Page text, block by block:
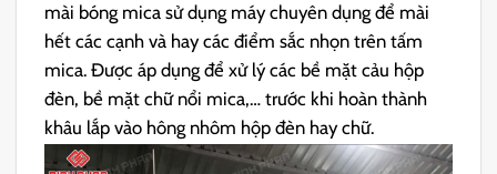
mài bóng mica sử dụng máy chuyên dụng để mài
hết các cạnh và hay các điểm sắc nhọn trên tấm
mica. Được áp dụng để xử lý các bề mặt cảu hộp
đèn, bề mặt chữ nổi mica,… trước khi hoàn thành
khâu lắp vào hông nhôm hộp đèn hay chữ.